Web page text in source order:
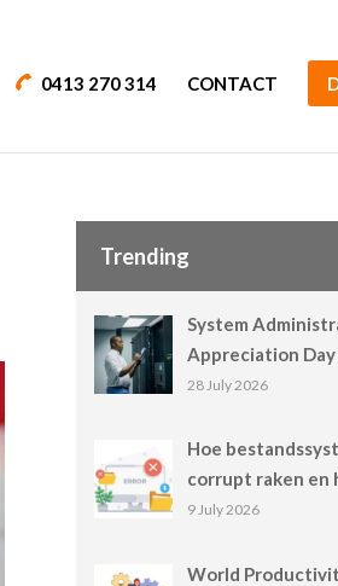
0413 270 314 CONTACT
Trending
System
Appreciation
28 July 2026
Hoe
corrupt raken en
9 July 2026
World